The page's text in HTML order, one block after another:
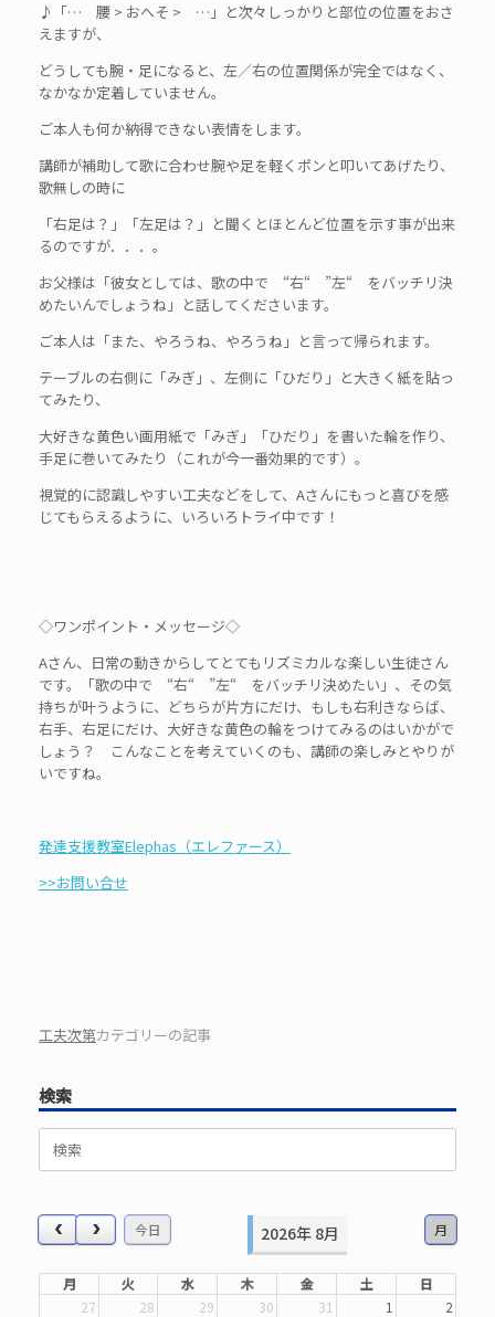
♪「… 腰 > おへそ > …」と次々しっかりと部位の位置をおさ
えますが、
どうしても腕・足になると、左／右の位置関係が完全ではなく、
なかなか定着していません。
ご本人も何か納得できない表情をします。
講師が補助して歌に合わせ腕や足を軽くポンと叩いてあげたり、
歌無しの時に
「右足は？」「左足は？」と聞くとほとんど位置を示す事が出来
るのですが．．．。
お父様は「彼女としては、歌の中で “右“ ”左“ をバッチリ決
めたいんでしょうね」と話してくださいます。
ご本人は「また、やろうね、やろうね」と言って帰られます。
テーブルの右側に「みぎ」、左側に「ひだり」と大きく紙を貼っ
てみたり、
大好きな黄色い画用紙で「みぎ」「ひだり」を書いた輪を作り、
手足に巻いてみたり（これが今一番効果的です）。
視覚的に認識しやすい工夫などをして、Aさんにもっと喜びを感
じてもらえるように、いろいろトライ中です！
◇ワンポイント・メッセージ◇
Aさん、日常の動きからしてとてもリズミカルな楽しい生徒さん
です。「歌の中で “右“ ”左“ をバッチリ決めたい」、その気
持ちが叶うように、どちらが片方にだけ、もしも右利きならば、
右手、右足にだけ、大好きな黄色の輪をつけてみるのはいかがで
しょう？ こんなことを考えていくのも、講師の楽しみとやりが
いですね。
発達支援教室Elephas（エレファース）
>>お問い合せ
工夫次第カテゴリーの記事
検索
今日 月
2026年 8月
月 火 水 木 金 土
日
27
28 29 30 31 1
2